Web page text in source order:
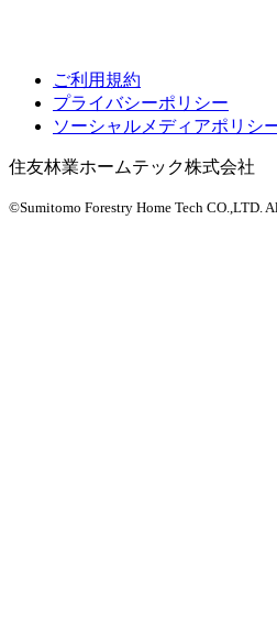
ご利用規約
プライバシーポリシー
ソーシャルメディアポリシ
住友林業ホームテック株式会社
©Sumitomo Forestry Home Tech CO.,LTD.